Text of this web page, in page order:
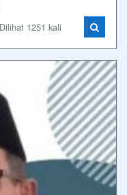
1251 kali